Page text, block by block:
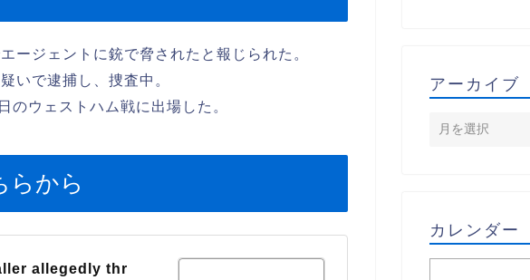
ージェントに銃で脅されたと報じられた。
いで逮捕し、捜査中。
のウェストハム戦に出場した。
らから
allegedly thr
アーカイブ
カレンダー